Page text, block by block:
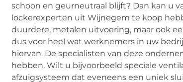
schoon en geurneutraal blijft? Dan kan u
lockerexperten uit Wijnegem te koop
duurdere, metalen uitvoering, maar ook
dus voor heel wat werknemers in uw
hiervan. De specialisten van deze
hebben. Wilt u bijvoorbeeld speciale
afzuigsysteem dat eveneens een uniek